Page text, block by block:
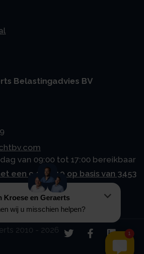
Belastingadvies BV
van 09:00 tot 17:00 bereikbaar
een 9.0 uit 10 op basis van 3453
2010 - 2026